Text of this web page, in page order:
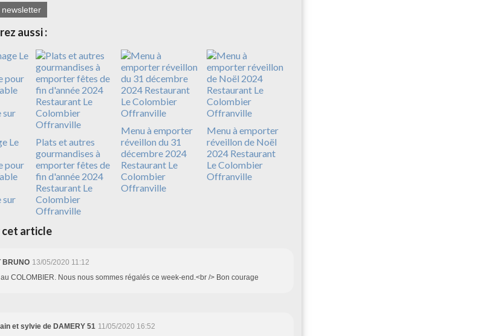
aussi :
Le
pour
sur
Plats et autres
gourmandises à
emporter fêtes de
fin d'année 2024
Restaurant Le
Colombier
Offranville
Menu à emporter
réveillon du 31
décembre 2024
Restaurant Le
Colombier
Offranville
Menu à emporter
réveillon de Noël
2024 Restaurant
Le Colombier
Offranville
cet article
BRUNO 13/05/2020 11:12
COLOMBIER. Nous nous sommes régalés ce week-end.<br /> Bon courage
et sylvie de DAMERY 51 11/05/2020 16:52